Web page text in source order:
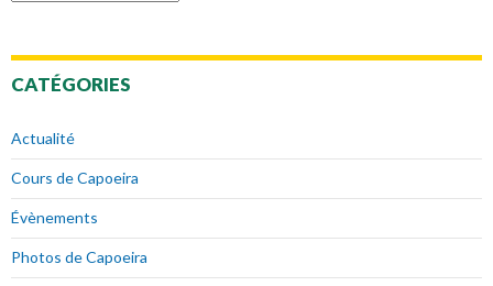
CATÉGORIES
Actualité
Cours de Capoeira
Évènements
Photos de Capoeira